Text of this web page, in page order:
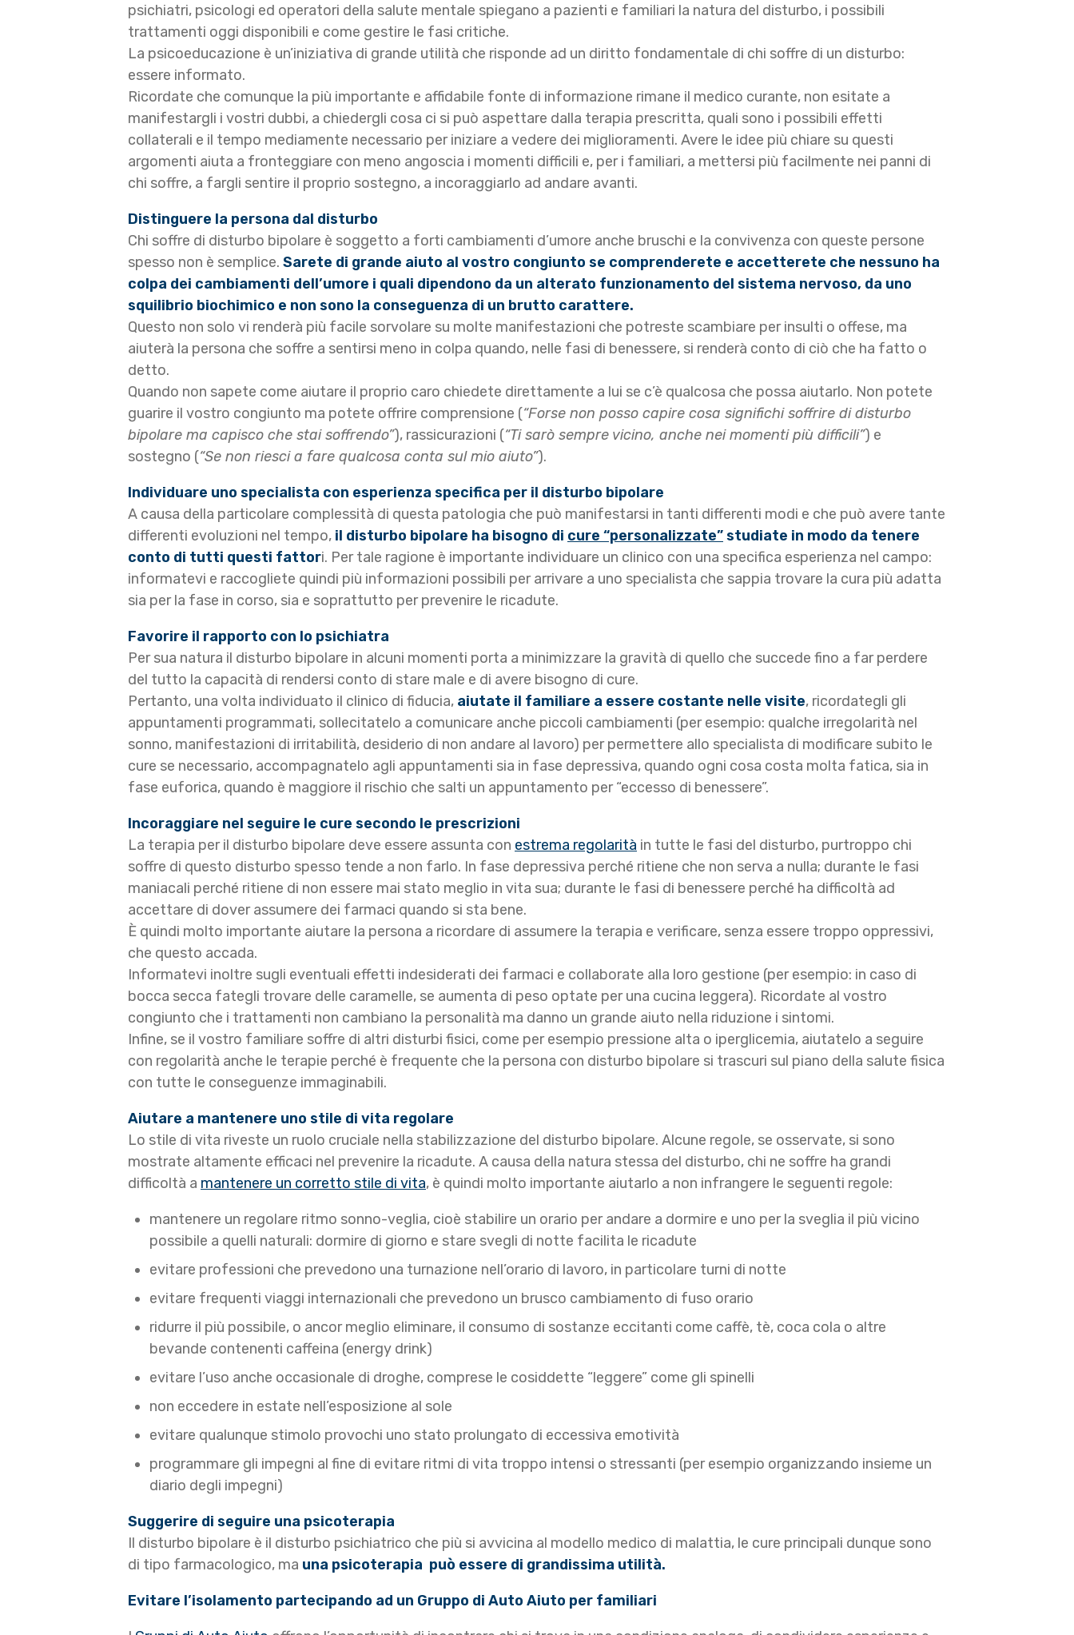
psichiatri, psicologi ed operatori della salute mentale spiegano a pazienti e familiari la natura del disturbo, i possibili
trattamenti oggi disponibili e come gestire le fasi critiche.
La psicoeducazione è un’iniziativa di grande utilità che risponde ad un diritto fondamentale di chi soffre di un disturbo:
essere informato.
Ricordate che comunque la più importante e affidabile fonte di informazione rimane il medico curante, non esitate a
manifestargli i vostri dubbi, a chiedergli cosa ci si può aspettare dalla terapia prescritta, quali sono i possibili effetti
collaterali e il tempo mediamente necessario per iniziare a vedere dei miglioramenti. Avere le idee più chiare su questi
argomenti aiuta a fronteggiare con meno angoscia i momenti difficili e, per i familiari, a mettersi più facilmente nei panni di
chi soffre, a fargli sentire il proprio sostegno, a incoraggiarlo ad andare avanti.
Distinguere la persona dal disturbo
Chi soffre di disturbo bipolare è soggetto a forti cambiamenti d’umore anche bruschi e la convivenza con queste persone
spesso non è semplice. Sarete di grande aiuto al vostro congiunto se comprenderete e accetterete che nessuno ha
colpa dei cambiamenti dell’umore i quali dipendono da un alterato funzionamento del sistema nervoso, da uno
squilibrio biochimico e non sono la conseguenza di un brutto carattere.
Questo non solo vi renderà più facile sorvolare su molte manifestazioni che potreste scambiare per insulti o offese, ma
aiuterà la persona che soffre a sentirsi meno in colpa quando, nelle fasi di benessere, si renderà conto di ciò che ha fatto o
detto.
Quando non sapete come aiutare il proprio caro chiedete direttamente a lui se c’è qualcosa che possa aiutarlo. Non potete
guarire il vostro congiunto ma potete offrire comprensione (“Forse non posso capire cosa significhi soffrire di disturbo
bipolare ma capisco che stai soffrendo”), rassicurazioni (“Ti sarò sempre vicino, anche nei momenti più difficili”) e
sostegno (“Se non riesci a fare qualcosa conta sul mio aiuto”).
Individuare uno specialista con esperienza specifica per il disturbo bipolare
A causa della particolare complessità di questa patologia che può manifestarsi in tanti differenti modi e che può avere tante
differenti evoluzioni nel tempo, il disturbo bipolare ha bisogno di cure “personalizzate”studiate in modo da tenere
conto di tutti questi fattori. Per tale ragione è importante individuare un clinico con una specifica esperienza nel campo:
informatevi e raccogliete quindi più informazioni possibili per arrivare a uno specialista che sappia trovare la cura più adatta
sia per la fase in corso, sia e soprattutto per prevenire le ricadute.
Favorire il rapporto con lo psichiatra
Per sua natura il disturbo bipolare in alcuni momenti porta a minimizzare la gravità di quello che succede fino a far perdere
del tutto la capacità di rendersi conto di stare male e di avere bisogno di cure.
Pertanto, una volta individuato il clinico di fiducia, aiutate il familiare a essere costante nelle visite, ricordategli gli
appuntamenti programmati, sollecitatelo a comunicare anche piccoli cambiamenti (per esempio: qualche irregolarità nel
sonno, manifestazioni di irritabilità, desiderio di non andare al lavoro) per permettere allo specialista di modificare subito le
cure se necessario, accompagnatelo agli appuntamenti sia in fase depressiva, quando ogni cosa costa molta fatica, sia in
fase euforica, quando è maggiore il rischio che salti un appuntamento per “eccesso di benessere”.
Incoraggiare nel seguire le cure secondo le prescrizioni
La terapia per il disturbo bipolare deve essere assunta con estrema regolarità in tutte le fasi del disturbo, purtroppo chi
soffre di questo disturbo spesso tende a non farlo. In fase depressiva perché ritiene che non serva a nulla; durante le fasi
maniacali perché ritiene di non essere mai stato meglio in vita sua; durante le fasi di benessere perché ha difficoltà ad
accettare di dover assumere dei farmaci quando si sta bene.
È quindi molto importante aiutare la persona a ricordare di assumere la terapia e verificare, senza essere troppo oppressivi,
che questo accada.
Informatevi inoltre sugli eventuali effetti indesiderati dei farmaci e collaborate alla loro gestione (per esempio: in caso di
bocca secca fategli trovare delle caramelle, se aumenta di peso optate per una cucina leggera). Ricordate al vostro
congiunto che i trattamenti non cambiano la personalità ma danno un grande aiuto nella riduzione i sintomi.
Infine, se il vostro familiare soffre di altri disturbi fisici, come per esempio pressione alta o iperglicemia, aiutatelo a seguire
con regolarità anche le terapie perché è frequente che la persona con disturbo bipolare si trascuri sul piano della salute fisica
con tutte le conseguenze immaginabili.
Aiutare a mantenere uno stile di vita regolare
Lo stile di vita riveste un ruolo cruciale nella stabilizzazione del disturbo bipolare. Alcune regole, se osservate, si sono
mostrate altamente efficaci nel prevenire la ricadute. A causa della natura stessa del disturbo, chi ne soffre ha grandi
difficoltà a mantenere un corretto stile di vita, è quindi molto importante aiutarlo a non infrangere le seguenti regole:
mantenere un regolare ritmo sonno-veglia, cioè stabilire un orario per andare a dormire e uno per la sveglia il più vicino
possibile a quelli naturali: dormire di giorno e stare svegli di notte facilita le ricadute
evitare professioni che prevedono una turnazione nell’orario di lavoro, in particolare turni di notte
evitare frequenti viaggi internazionali che prevedono un brusco cambiamento di fuso orario
ridurre il più possibile, o ancor meglio eliminare, il consumo di sostanze eccitanti come caffè, tè, coca cola o altre
bevande contenenti caffeina (energy drink)
evitare l’uso anche occasionale di droghe, comprese le cosiddette “leggere” come gli spinelli
non eccedere in estate nell’esposizione al sole
evitare qualunque stimolo provochi uno stato prolungato di eccessiva emotività
programmare gli impegni al fine di evitare ritmi di vita troppo intensi o stressanti (per esempio organizzando insieme un
diario degli impegni)
Suggerire di seguire una psicoterapia
Il disturbo bipolare è il disturbo psichiatrico che più si avvicina al modello medico di malattia, le cure principali dunque sono
di tipo farmacologico, ma una psicoterapia può essere di grandissima utilità.
Evitare l’isolamento partecipando ad un Gruppo di Auto Aiuto per familiari